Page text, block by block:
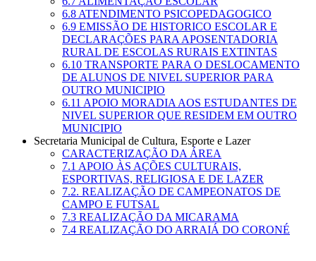
6.8 ATENDIMENTO PSICOPEDAGOGICO
6.9 EMISSÃO DE HISTORICO ESCOLAR E
DECLARAÇÕES PARA APOSENTADORIA
RURAL DE ESCOLAS RURAIS EXTINTAS
6.10 TRANSPORTE PARA O DESLOCAMENTO
DE ALUNOS DE NIVEL SUPERIOR PARA
OUTRO MUNICIPIO
6.11 APOIO MORADIA AOS ESTUDANTES DE
NIVEL SUPERIOR QUE RESIDEM EM OUTRO
MUNICIPIO
Secretaria Municipal de Cultura, Esporte e Lazer
CARACTERIZAÇÃO DA ÁREA
7.1 APOIO ÀS AÇÕES CULTURAIS,
ESPORTIVAS, RELIGIOSA E DE LAZER
7.2. REALIZAÇÃO DE CAMPEONATOS DE
CAMPO E FUTSAL
7.3 REALIZAÇÃO DA MICARAMA
7.4 REALIZAÇÃO DO ARRAIÁ DO CORONÉ